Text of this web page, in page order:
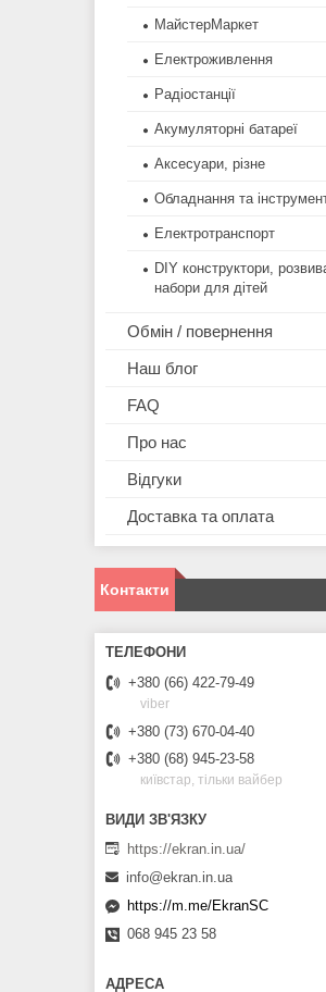
МайстерМаркет
Електроживлення
Радіостанції
Акумуляторні батареї
Аксесуари, різне
Обладнання та
Електротранспорт
DIY конструктори,
набори для дітей
Обмін / повернення
Наш блог
FAQ
Про нас
Відгуки
Доставка та оплата
Контакти
+380 (66) 422-79-49
viber
+380 (73) 670-04-40
+380 (68) 945-23-58
київстар, тільки вайбер
https://ekran.in.ua/
info@ekran.in.ua
https://m.me/EkranSC
068 945 23 58